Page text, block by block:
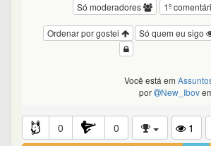
1º
Só moderadores
Só quem eu sigo
Ordenar por gostei
Você está em
por
New_Ibov
0 0
1